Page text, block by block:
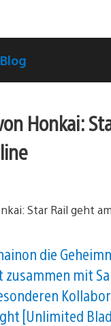
Honkai:
die
zusammen mit
[Unlimited